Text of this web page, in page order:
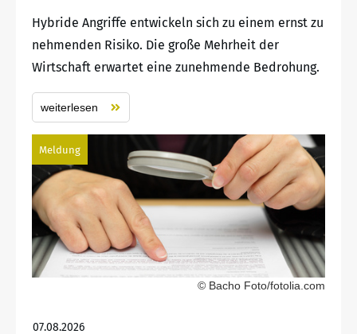
Hybride Angriffe entwickeln sich zu einem ernst zu
nehmenden Risiko. Die große Mehrheit der
Wirtschaft erwartet eine zunehmende Bedrohung.
weiterlesen
Meldung
© Bacho Foto/fotolia.com
07.08.2026